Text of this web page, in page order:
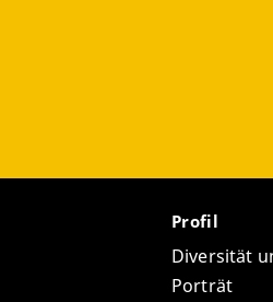
Profil
Diversität
Porträt